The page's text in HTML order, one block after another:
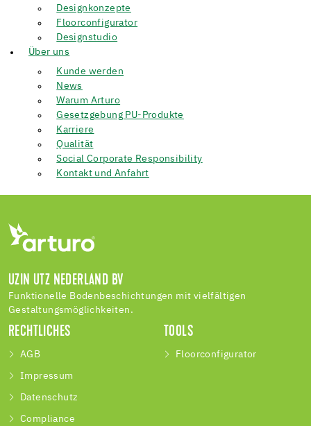
Designkonzepte
Floorconfigurator
Designstudio
Über uns
Kunde werden
News
Warum Arturo
Gesetzgebung PU-Produkte
Karriere
Qualität
Social Corporate Responsibility
Kontakt und Anfahrt
UZIN UTZ NEDERLAND BV
Funktionelle Bodenbeschichtungen mit vielfältigen
Gestaltungsmöglichkeiten.
RECHTLICHES
AGB
Impressum
Datenschutz
Compliance
TOOLS
Floorconfigurator